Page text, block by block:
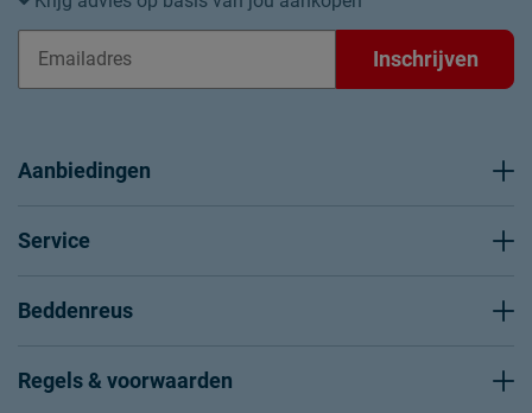
Inschrijven
Aanbiedingen
Service
Beddenreus
Regels & voorwaarden